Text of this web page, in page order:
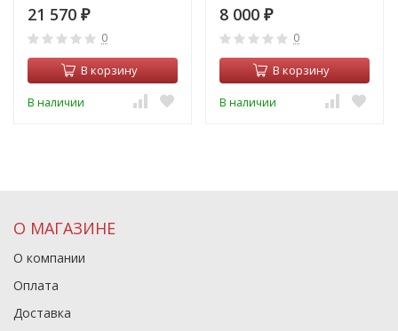
21 570 ₽
0
В корзину
В наличии
8 000 ₽
0
В корзину
В наличии
О МАГАЗИНЕ
О компании
Оплата
Доставка